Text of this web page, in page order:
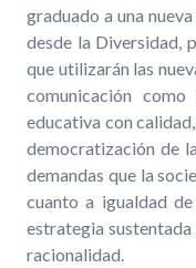
graduado a una
desde la Diversidad,
que utilizarán las
comunicación
educativa con
democratización de
demandas que la
cuanto a igualdad
estrategia
racionalidad.